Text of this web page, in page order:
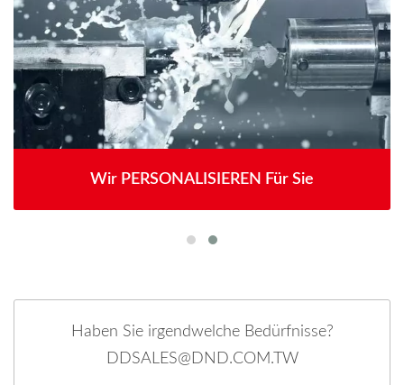
Wir PERSONALISIEREN Für Sie
Haben Sie irgendwelche Bedürfnisse?
DDSALES@DND.COM.TW